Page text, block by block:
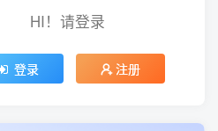
HI！请登录
登录 注册